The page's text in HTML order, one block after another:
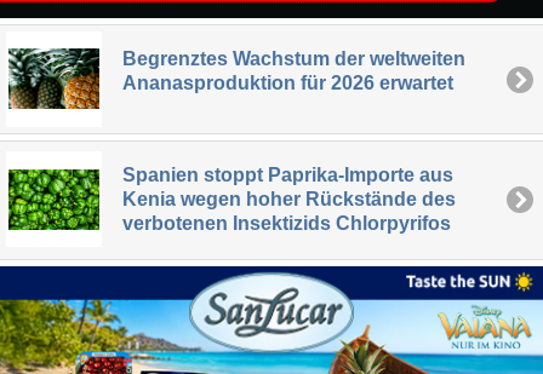
Begrenztes Wachstum der weltweiten
Ananasproduktion für 2026 erwartet
Spanien stoppt Paprika-Importe aus
Kenia wegen hoher Rückstände des
verbotenen Insektizids Chlorpyrifos